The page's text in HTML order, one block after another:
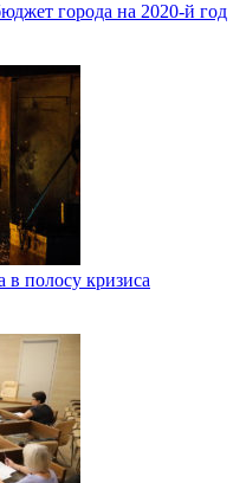
города на 2020-й год
в полосу кризиса